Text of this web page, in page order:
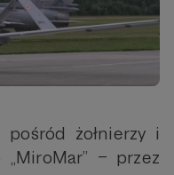
żołnierzy i
– przez